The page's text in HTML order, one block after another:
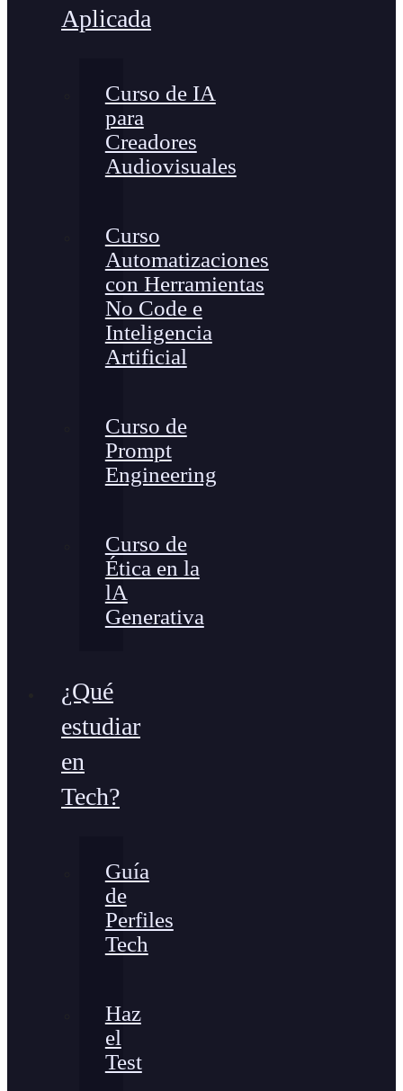
Aplicada
Curso de IA
para
Creadores
Audiovisuales
Curso
Automatizaciones
con Herramientas
No Code e
Inteligencia
Artificial
Curso de
Prompt
Engineering
Curso de
Ética en la
lA
Generativa
¿Qué
estudiar
en
Tech?
Guía
de
Perfiles
Tech
Haz
el
Test